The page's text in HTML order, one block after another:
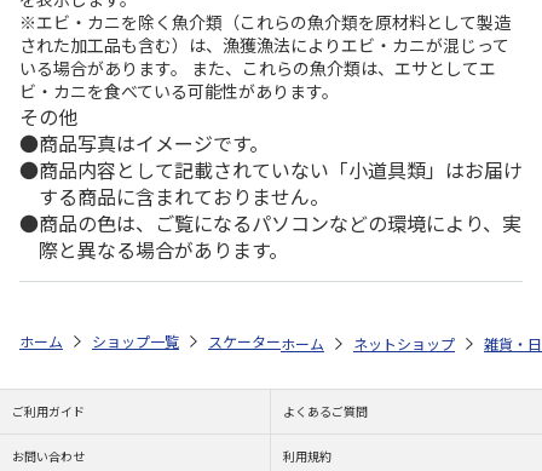
※エビ・カニを除く魚介類（これらの魚介類を原材料として製造
された加工品も含む）は、漁獲漁法によりエビ・カニが混じって
いる場合があります。 また、これらの魚介類は、エサとしてエ
ビ・カニを食べている可能性があります。
その他
商品写真はイメージです。
商品内容として記載されていない「小道具類」はお届け
する商品に含まれておりません。
商品の色は、ご覧になるパソコンなどの環境により、実
際と異なる場合があります。
ホーム ショップ一覧 スケーター 抗菌食洗機対応2段ふわっと弁当箱
ホーム ネットショップ 雑貨・
ご利用ガイド よくあるご質問
お問い合わせ 利用規約